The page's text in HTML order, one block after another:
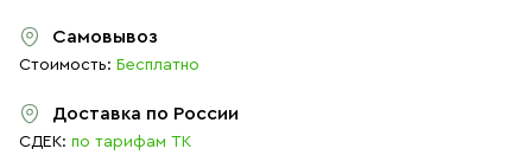
Самовывоз
Стоимость: Бесплатно
Доставка по России
СДЕК: по тарифам ТК